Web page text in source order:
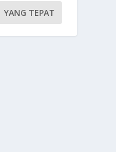
YANG TEPAT